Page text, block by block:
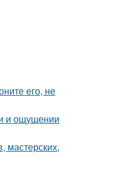
его, не
и ощущении
мастерских,